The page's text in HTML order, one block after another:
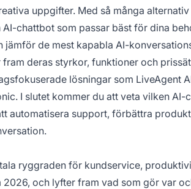
uppgifter. Med så många
chattbot som passar bäst för dina
jämför de mest kapabla AI-
deras styrkor, funktioner och
lösningar som LiveAgent
I slutet kommer du att veta vilken
automatisera support, förbättra
ryggraden för kundservice,
och lyfter fram vad som gör var